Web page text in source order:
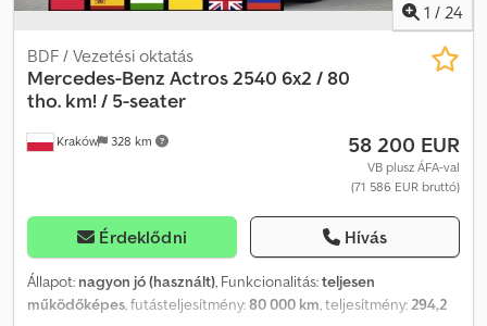
1 / 24
Kraków 328 km
BDF / Vezetési oktatás
Mercedes-Benz Actros 2540 6x2 / 80
tho. km! / 5-seater
58 200 EUR
VB plusz ÁFA-val
(71 586 EUR bruttó)
Érdeklődni Hívás
Állapot: nagyon jó (használt), Funkcionalitás:teljesen
működőképes, futásteljesítmény:80 000 km, teljesítmény:294,2